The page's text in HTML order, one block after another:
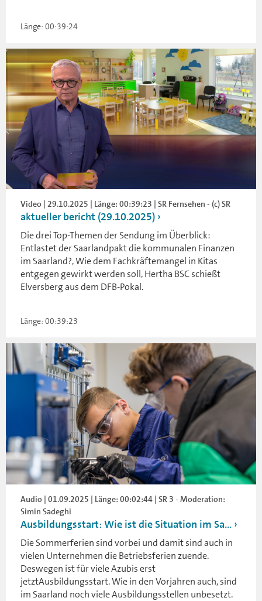
Länge: 00:39:24
Video | 29.10.2025 | Länge: 00:39:23 | SR Fernsehen - (c) SR
aktueller bericht (29.10.2025)
Die drei Top-Themen der Sendung im Überblick:
Entlastet der Saarlandpakt die kommunalen Finanzen
im Saarland?, Wie dem Fachkräftemangel in Kitas
entgegen gewirkt werden soll, Hertha BSC schießt
Elversberg aus dem DFB-Pokal.
Länge: 00:39:23
Audio | 01.09.2025 | Länge: 00:02:44 | SR 3 - Moderation:
Simin Sadeghi
Ausbildungsstart: Wie ist die Situation im Sa...
Die Sommerferien sind vorbei und damit sind auch in
vielen Unternehmen die Betriebsferien zuende.
Deswegen ist für viele Azubis erst
jetztAusbildungsstart. Wie in den Vorjahren auch, sind
im Saarland noch viele Ausbildungsstellen unbesetzt.